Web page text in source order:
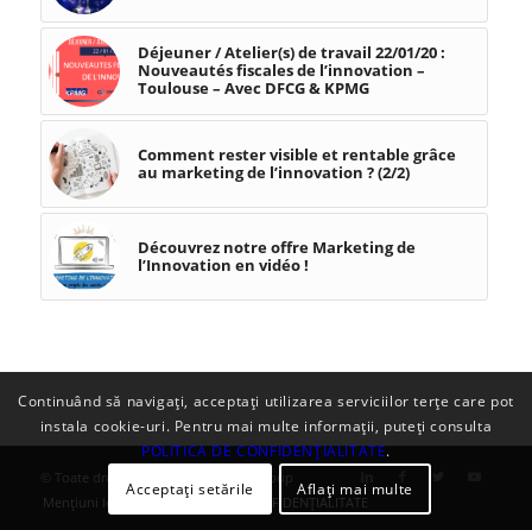
Déjeuner / Atelier(s) de travail 22/01/20 :
Nouveautés fiscales de l’innovation –
Toulouse – Avec DFCG & KPMG
Comment rester visible et rentable grâce
au marketing de l’innovation ? (2/2)
Découvrez notre offre Marketing de
l’Innovation en vidéo !
© Toate drepturile rezervate - GAC Group
Menţiuni legale
POLITICA DE CONFIDENȚIALITATE
Continuând să navigați, acceptați utilizarea serviciilor terțe care pot
instala cookie-uri. Pentru mai multe informații, puteți consulta
POLITICA DE CONFIDENȚIALITATE.
Acceptați setările
Aflați mai multe